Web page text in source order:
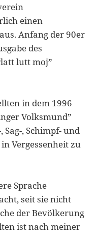
ei­nen
Anfang der 90er
des
lutt moj”
in dem 1996
Volksmund”
Sag-, Schimpf- und
Vergessenheit zu
Sprache
seit sie nicht
der Bevölkerung
ist nach meiner